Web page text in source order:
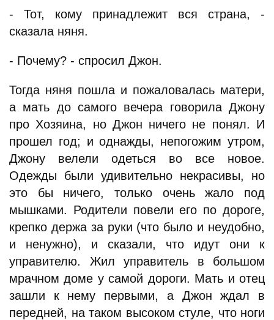
- Тот, кому принадлежит вся страна, -
сказала няня.
- Почему? - спросил Джон.
Тогда няня пошла и пожаловалась матери,
а мать до самого вечера говорила Джону
про Хозяина, но Джон ничего не понял. И
прошел год; и однажды, непогожим утром,
Джону велели одеться во все новое.
Одежды были удивительно некрасивы, но
это бы ничего, только очень жало под
мышками. Родители повели его по дороге,
крепко держа за руки (что было и неудобно,
и ненужно), и сказали, что идут они к
управителю. Жил управитель в большом
мрачном доме у самой дороги. Мать и отец
зашли к нему первыми, а Джон ждал в
передней, на таком высоком стуле, что ноги